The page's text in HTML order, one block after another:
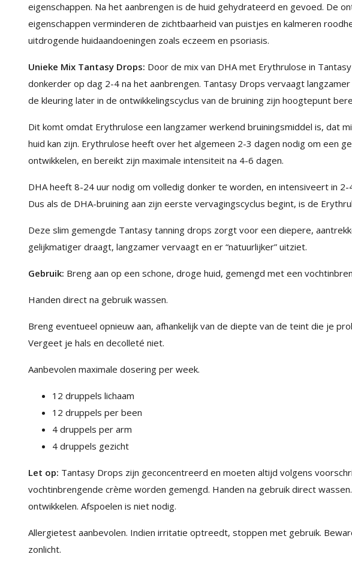
eigenschappen. Na het aanbrengen is de huid gehydrateerd en gevoed. De
eigenschappen verminderen de zichtbaarheid van puistjes en kalmeren
uitdrogende huidaandoeningen zoals eczeem en psoriasis.
Unieke Mix Tantasy Drops: Door de mix van DHA met Erythrulose in
donkerder op dag 2-4 na het aanbrengen. Tantasy Drops vervaagt
de kleuring later in de ontwikkelingscyclus van de bruining zijn hoogtepunt
Dit komt omdat Erythrulose een langzamer werkend bruiningsmiddel is, dat
huid kan zijn. Erythrulose heeft over het algemeen 2-3 dagen nodig om een
ontwikkelen, en bereikt zijn maximale intensiteit na 4-6 dagen.
DHA heeft 8-24 uur nodig om volledig donker te worden, en intensiveert in 2-
Dus als de DHA-bruining aan zijn eerste vervagingscyclus begint, is de
Deze slim gemengde Tantasy tanning drops zorgt voor een diepere,
gelijkmatiger draagt, langzamer vervaagt en er “natuurlijker” uitziet.
Gebruik: Breng aan op een schone, droge huid, gemengd met een
Handen direct na gebruik wassen.
Breng eventueel opnieuw aan, afhankelijk van de diepte van de teint die je
Vergeet je hals en decolleté niet.
Aanbevolen maximale dosering per week.
12 druppels lichaam
12 druppels per been
4 druppels per arm
4 druppels gezicht
Let op: Tantasy Drops zijn geconcentreerd en moeten altijd volgens
vochtinbrengende crème worden gemengd. Handen na gebruik direct
ontwikkelen. Afspoelen is niet nodig.
Allergietest aanbevolen. Indien irritatie optreedt, stoppen met gebruik.
zonlicht.